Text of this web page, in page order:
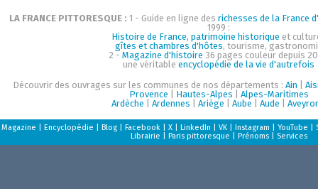
LA FRANCE PITTORESQUE : 1 - Guide en ligne des richesses de la France
1999 :
Histoire de France, patrimoine historique et
gîtes et chambres d'hôtes, tourisme,
2 - Magazine d'histoire 36 pages couleur depuis
une véritable encyclopédie de la vie d'autrefois
Découvrir des ouvrages sur les communes de nos départements : Ain
Provence
Hautes-Alpes
Alpes-Maritimes
Ardèche
Ardennes Ariège Aube Aude
Magazine Encyclopédie Blog| Facebook| X| LinkedIn VK| Instagram YouTube
Librairie
Paris pittoresque Prénoms| Services